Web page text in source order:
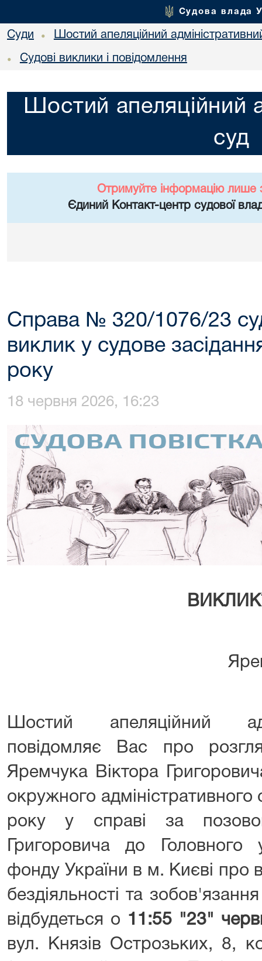
Судова влада
Суди • Шостий апеляційний
• Судові виклики і повідомлення
Шостий апеляційний
суд
Отримуйте інформацію лише
Єдиний Контакт-центр судової
Справа № 320/1076/23
виклик у судове
року
18 червня 2026, 16:23
Шостий апеляційний
повідомляє Вас про
Яремчука Віктора
окружного
року у справі за
Григоровича до Головного
фонду України в м. Києві про
бездіяльності та
відбудеться о 11:55 "23"
вул. Князів Острозьких, 8,